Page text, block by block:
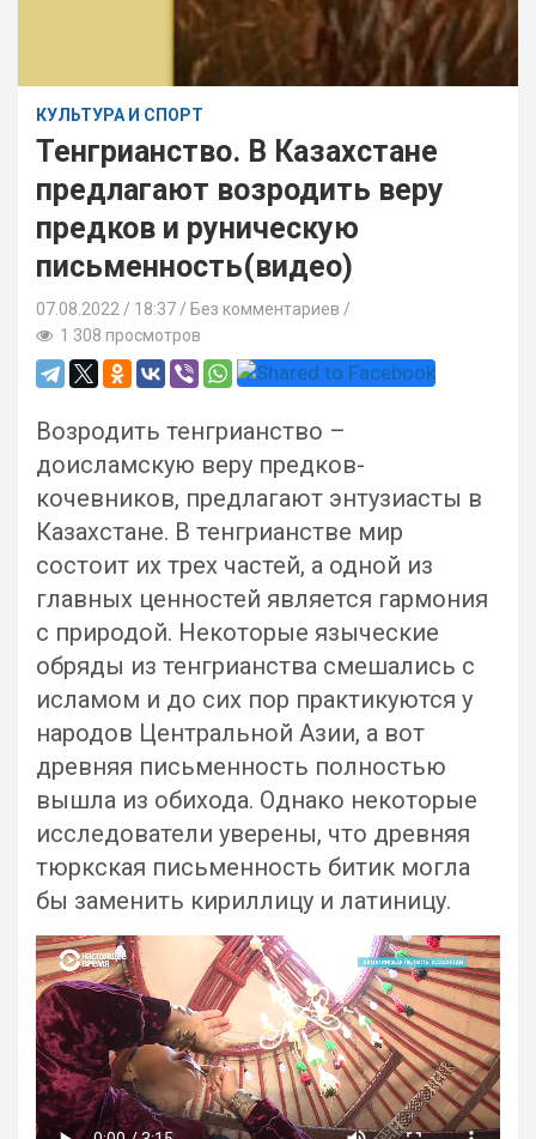
КУЛЬТУРА И СПОРТ
Тенгрианство. В Казахстане
предлагают возродить веру
предков и руническую
письменность(видео)
07.08.2022 18:37 / Без комментариев
1 308 просмотров
Возродить тенгрианство –
доисламскую веру предков-
кочевников, предлагают энтузиасты в
Казахстане. В тенгрианстве мир
состоит их трех частей, а одной из
главных ценностей является гармония
с природой. Некоторые языческие
обряды из тенгрианства смешались с
исламом и до сих пор практикуются у
народов Центральной Азии, а вот
древняя письменность полностью
вышла из обихода. Однако некоторые
исследователи уверены, что древняя
тюркская письменность битик могла
бы заменить кириллицу и латиницу.